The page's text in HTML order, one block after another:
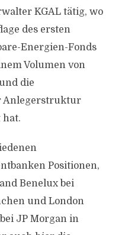
KGAL tätig, wo
des ersten
Energien-Fonds
Volumen von
die
Anlegerstruktur
hat.
Positionen,
Benelux bei
und London
JP Morgan in